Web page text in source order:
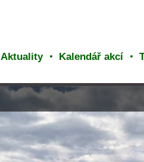
Aktuality Kalendář akcí